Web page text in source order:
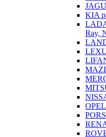
KIA
Ray,